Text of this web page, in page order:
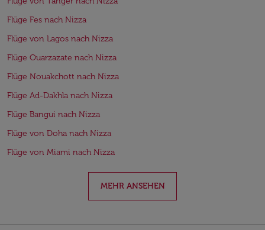
Flüge Fes nach Nizza
Flüge von Lagos nach Nizza
Flüge Ouarzazate nach Nizza
Flüge Nouakchott nach Nizza
Flüge Ad-Dakhla nach Nizza
Flüge Bangui nach Nizza
Flüge von Doha nach Nizza
Flüge von Miami nach Nizza
MEHR ANSEHEN